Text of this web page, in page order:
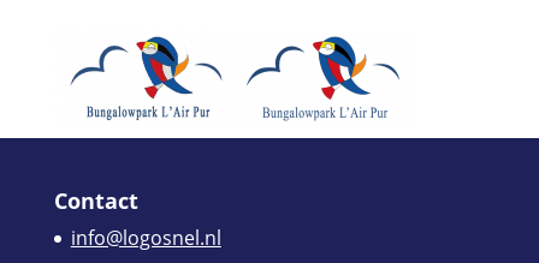
Contact
info@logosnel.nl